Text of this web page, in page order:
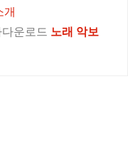
개
운로드 노래 악보